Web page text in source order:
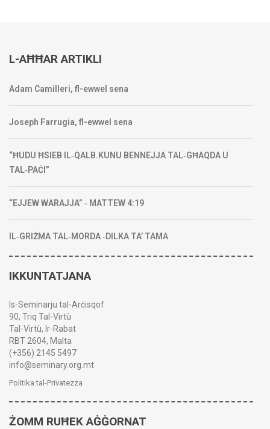
L-AĦĦAR ARTIKLI
Adam Camilleri, fl-ewwel sena
Joseph Farrugia, fl-ewwel sena
“ĦUDU ĦSIEB IL‑QALB.KUNU BENNEJJA TAL‑GĦAQDA U
TAL‑PAĊI”
“EJJEW WARAJJA” ‑ MATTEW 4:19
IL‑GRIŻMA TAL‑MORDA ‑DILKA TA’ TAMA
IKKUNTATJANA
Is-Seminarju tal-Arċisqof
90, Triq Tal-Virtù
Tal-Virtù, Ir-Rabat
RBT 2604, Malta
(+356) 2145 5497
info@seminary.org.mt
Politika tal-Privatezza
ŻOMM RUĦEK AĠĠORNAT